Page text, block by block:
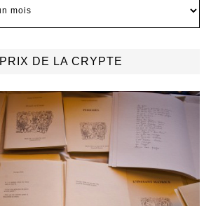
PRIX DE LA CRYPTE